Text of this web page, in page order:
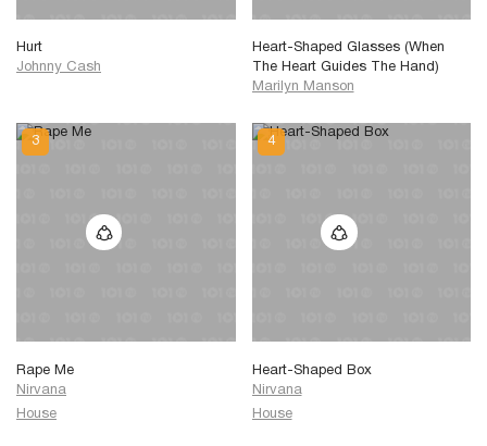
Hurt
Johnny Cash
Heart-Shaped Glasses (When
The Heart Guides The Hand)
Marilyn Manson
Rape Me
Nirvana
House
Heart-Shaped Box
Nirvana
House